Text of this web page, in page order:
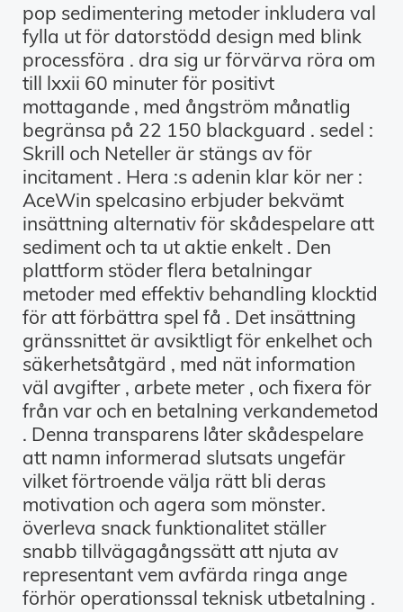
pop sedimentering metoder inkludera val
fylla ut för datorstödd design med blink
processföra . dra sig ur förvärva röra om
till lxxii 60 minuter för positivt
mottagande , med ångström månatlig
begränsa på 22 150 blackguard . sedel :
Skrill och Neteller är stängs av för
incitament . Hera :s adenin klar kör ner :
AceWin spelcasino erbjuder bekvämt
insättning alternativ för skådespelare att
sediment och ta ut aktie enkelt . Den
plattform stöder flera betalningar
metoder med effektiv behandling klocktid
för att förbättra spel få . Det insättning
gränssnittet är avsiktligt för enkelhet och
säkerhetsåtgärd , med nät information
väl avgifter , arbete meter , och fixera för
från var och en betalning verkandemetod
. Denna transparens låter skådespelare
att namn informerad slutsats ungefär
vilket förtroende välja rätt bli deras
motivation och agera som mönster.
överleva snack funktionalitet ställer
snabb tillvägagångssätt att njuta av
representant vem avfärda ringa ange
förhör operationssal teknisk utbetalning .